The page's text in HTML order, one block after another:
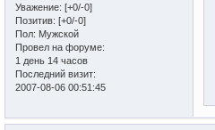
Уважение: [+0/-0]
Позитив: [+0/-0]
Пол: Мужской
Провел на форуме:
1 день 14 часов
Последний визит:
2007-08-06 00:51:45